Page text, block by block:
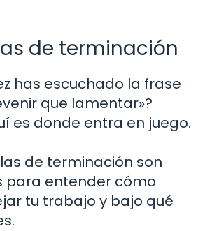
de terminación
has escuchado la frase
que lamentar»?
es donde entra en juego.
de terminación son
para entender cómo
tu trabajo y bajo qué